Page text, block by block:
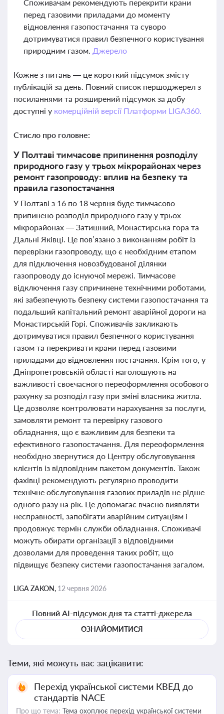
Споживачам рекомендують перекрити крани
перед газовими приладами до моменту
відновлення газопостачання та суворо
дотримуватися правил безпечного користування
природним газом. Джерело
Кожне з питань — це короткий підсумок змісту
публікацій за день. Повний список першоджерел з
посиланнями та розширений підсумок за добу
доступні у комерційній версії Платформи LIGA360.
Стисло про головне:
У Полтаві тимчасове припинення розподілу
природного газу у трьох мікрорайонах через
ремонт газопроводу: вплив на безпеку та
правила газопостачання
У Полтаві з 16 по 18 червня буде тимчасово
припинено розподіл природного газу у трьох
мікрорайонах — Затишний, Монастирська гора та
Дальні Яківці. Це пов’язано з виконанням робіт із
переврізки газопроводу, що є необхідним етапом
для підключення новозбудованої ділянки
газопроводу до існуючої мережі. Тимчасове
відключення газу спричинене технічними роботами,
які забезпечують безпеку системи газопостачання та
подальший капітальний ремонт аварійної дороги на
Монастирській Горі. Споживачів закликають
дотримуватися правил безпечного користування
газом та перекривати крани перед газовими
приладами до відновлення постачання. Крім того, у
Дніпропетровській області наголошують на
важливості своєчасного переоформлення особового
рахунку за розподіл газу при зміні власника житла.
Це дозволяє контролювати нарахування за послуги,
замовляти ремонт та перевірку газового
обладнання, що є важливим для безпеки та
ефективного газопостачання. Для переоформлення
необхідно звернутися до Центру обслуговування
клієнтів із відповідним пакетом документів. Також
фахівці рекомендують регулярно проводити
технічне обслуговування газових приладів не рідше
одного разу на рік. Це допомагає вчасно виявляти
несправності, запобігати аварійним ситуаціям і
продовжує термін служби обладнання. Споживачі
можуть обирати організації з відповідними
дозволами для проведення таких робіт, що
підвищує безпеку системи газопостачання загалом.
LIGA ZAKON, 12 червня 2026
Повний AI-підсумок дня та статті-джерела
ОЗНАЙОМИТИСЯ
Теми, які можуть вас зацікавити:
Перехід української системи КВЕД до
стандартів NACE
Про що тема: Тема охоплює перехід української системи